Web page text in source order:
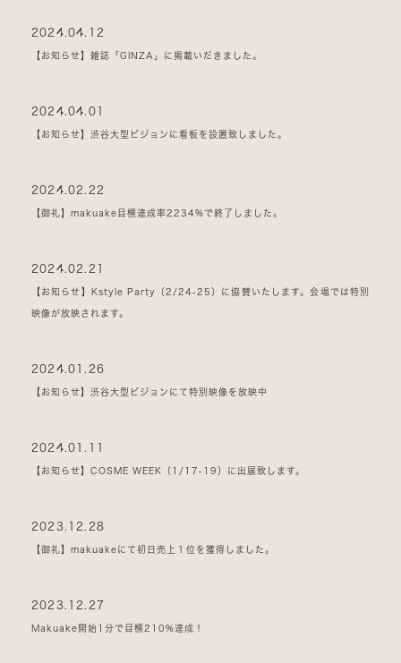
2024.04.12
【お知らせ】雑誌「GINZA」に掲載いだきました。
2024.04.01
【お知らせ】渋谷大型ビジョンに看板を設置致しました。
2024.02.22
【御礼】makuake目標達成率2234%で終了しました。
2024.02.21
【お知らせ】Kstyle Party（2/24-25）に協賛いたします。会場では特別
映像が放映されます。
2024.01.26
【お知らせ】渋谷大型ビジョンにて特別映像を放映中
2024.01.11
【お知らせ】COSME WEEK（1/17-19）に出展致します。
2023.12.28
【御礼】makuakeにて初日売上１位を獲得しました。
2023.12.27
Makuake開始1分で目標210%達成！